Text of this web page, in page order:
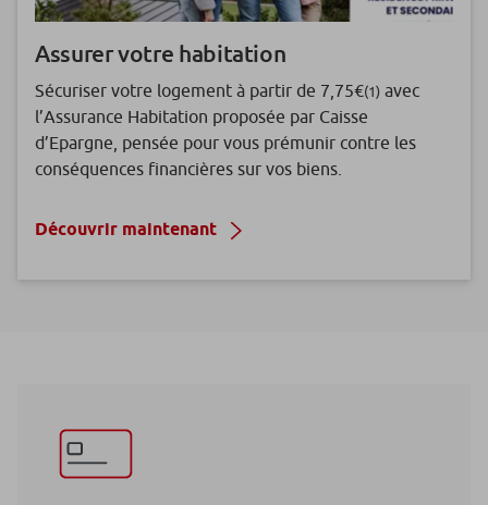
Assurer votre habitation
Sécuriser votre logement à partir de 7,75€(1) avec
l’Assurance Habitation proposée par Caisse
d’Epargne, pensée pour vous prémunir contre les
conséquences financières sur vos biens.
Découvrir maintenant